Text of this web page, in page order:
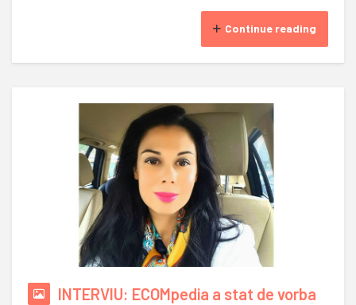
Continue reading
INTERVIU: ECOMpedia a stat de vorba